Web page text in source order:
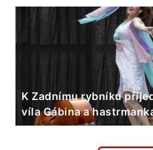
K Zadnímu rybníku
víla Gábina a